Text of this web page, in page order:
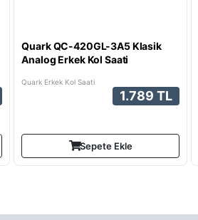
Quark QC-420GL-3A5 Klasik
Analog Erkek Kol Saati
Quark Erkek Kol Saati
1.789 TL
Sepete Ekle